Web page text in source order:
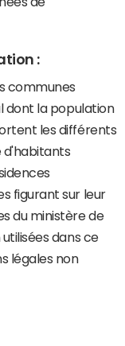
:
communes
dont la population
les différents
d'habitants
figurant sur leur
du ministère de
dans ce
légales non